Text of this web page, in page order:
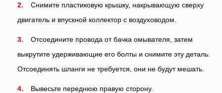
Снимите пластиковую крышку, накрывающую сверху
двигатель и впускной коллектор с воздуховодом.
Отсоедините провода от бачка омывателя, затем
выкрутите удерживающие его болты и снимите эту деталь.
Отсоединять шланги не требуется, они не будут мешать.
Вывесьте переднюю правую сторону.